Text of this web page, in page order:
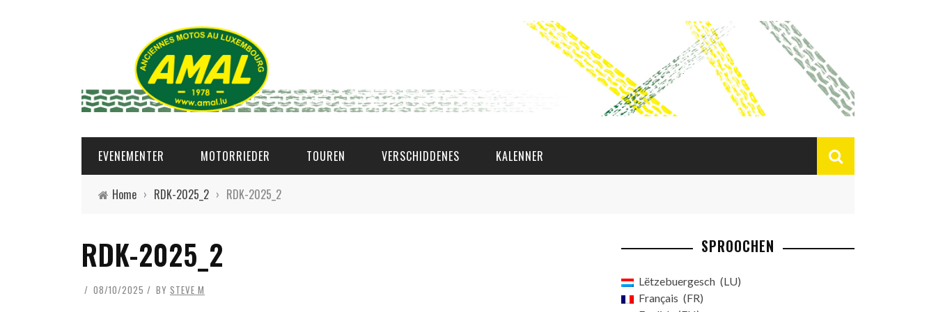
EVENEMENTER MOTORRIEDER TOUREN VERSCHIDDENES KALENNER
Home › RDK-2025_2 › RDK-2025_2
RDK-2025_2
08/10/2025 BY STEVE M
SPROOCHEN
Lëtzebuergesch
LU
Français
FR